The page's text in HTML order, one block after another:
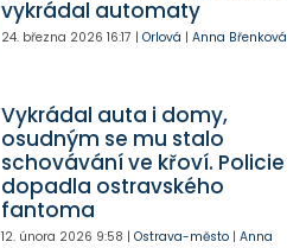
vykrádal automaty
24. března 2026 16:17 | Orlová | Anna Břenková
Vykrádal auta i domy,
osudným se mu stalo
schovávání ve křoví. Policie
dopadla ostravského
fantoma
12. února 2026 9:58 | Ostrava-město| Anna